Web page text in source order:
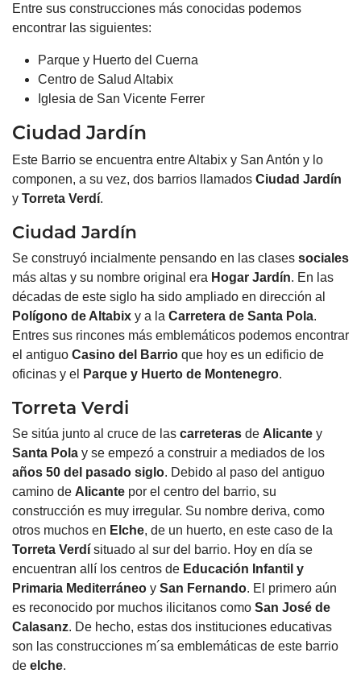
Entre sus construcciones más conocidas podemos
encontrar las siguientes:
Parque y Huerto del Cuerna
Centro de Salud Altabix
Iglesia de San Vicente Ferrer
Ciudad Jardín
Este Barrio se encuentra entre Altabix y San Antón y lo
componen, a su vez, dos barrios llamados Ciudad Jardín
y Torreta Verdí.
Ciudad Jardín
Se construyó incialmente pensando en las clases sociales
más altas y su nombre original era Hogar Jardín. En las
décadas de este siglo ha sido ampliado en dirección al
Polígono de Altabix y a la Carretera de Santa Pola.
Entres sus rincones más emblemáticos podemos encontrar
el antiguo Casino del Barrio que hoy es un edificio de
oficinas y el
Parque y Huerto de Montenegro.
Torreta Verdi
Se sitúa junto al cruce de las carreteras de Alicante y
Santa Pola y se empezó a construir a mediados de los
años 50 del pasado siglo. Debido al paso del antiguo
camino de Alicante por el centro del barrio, su
construcción es muy irregular. Su nombre deriva, como
otros muchos en Elche, de un huerto, en este caso de la
Torreta Verdí situado al sur del barrio. Hoy en día se
encuentran allí los centros de Educación Infantil y
Primaria Mediterráneo y San Fernando. El primero aún
es reconocido por muchos ilicitanos como San José de
Calasanz. De hecho, estas dos instituciones educativas
son las construcciones m´sa emblemáticas de este barrio
de elche.